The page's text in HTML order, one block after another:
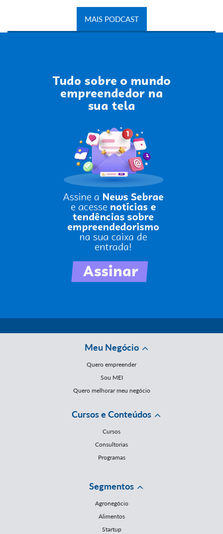
MAIS PODCAST
Meu Negócio
Quero empreender
Sou MEI
Quero melhorar meu negócio
Cursos e Conteúdos
Cursos
Consultorias
Programas
Segmentos
Agronegócio
Alimentos
Startup